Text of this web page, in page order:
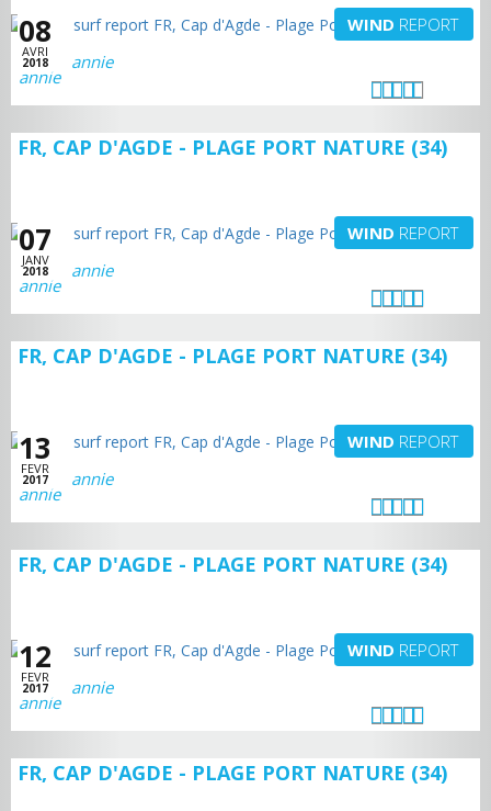
08
AVRI
2018
WIND REPORT
annie
FR, CAP D'AGDE - PLAGE PORT NATURE (34)
07
JANV
2018
WIND REPORT
annie
FR, CAP D'AGDE - PLAGE PORT NATURE (34)
13
FEVR
2017
WIND REPORT
annie
FR, CAP D'AGDE - PLAGE PORT NATURE (34)
12
FEVR
2017
WIND REPORT
annie
FR, CAP D'AGDE - PLAGE PORT NATURE (34)